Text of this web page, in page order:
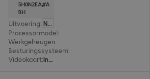
5H0N2EA#A
BH
Uitvoering:
Nederland
Processormodel:
Werkgeheugen:
Besturingssysteem:
Videokaart: Intel UHD Graphics